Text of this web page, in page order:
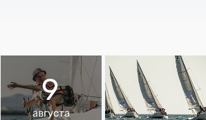
9
августа